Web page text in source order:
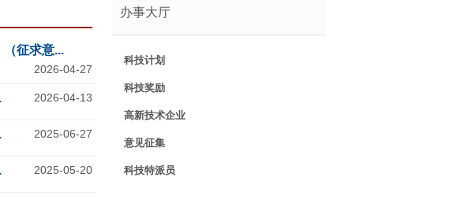
（征求意...
2026-04-27
2026-04-13
2025-06-27
2025-05-20
办事大厅
科技计划
科技奖励
高新技术企业
意见征集
科技特派员